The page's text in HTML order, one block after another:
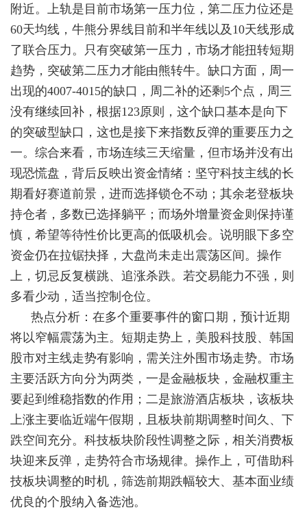
附近。上轨是目前市场第一压力位，第二压力位还是
60天均线，牛熊分界线目前和半年线以及10天线形成
了联合压力。只有突破第一压力，市场才能扭转短期
趋势，突破第二压力才能由熊转牛。缺口方面，周一
出现的4007-4015的缺口，周二补的还剩5个点，周三
没有继续回补，根据123原则，这个缺口基本是向下
的突破型缺口，这也是接下来指数反弹的重要压力之
一。综合来看，市场连续三天缩量，但市场并没有出
现恐慌盘，背后反映出资金情绪：坚守科技主线的长
期看好赛道前景，进而选择锁仓不动；其余老登板块
持仓者，多数已选择躺平；而场外增量资金则保持谨
慎，希望等待性价比更高的低吸机会。说明眼下多空
资金仍在拉锯抉择，大盘尚未走出震荡区间。操作
上，切忌反复横跳、追涨杀跌。若交易能力不强，则
多看少动，适当控制仓位。
热点分析：在多个重要事件的窗口期，预计近期
将以窄幅震荡为主。短期走势上，美股科技股、韩国
股市对主线走势有影响，需关注外围市场走势。市场
主要活跃方向分为两类，一是金融板块，金融权重主
要起到维稳指数的作用；二是旅游酒店板块，该板块
上涨主要临近端午假期，且板块前期调整时间久、下
跌空间充分。科技板块阶段性调整之际，相关消费板
块迎来反弹，走势符合市场规律。操作上，可借助科
技板块调整的时机，筛选前期跌幅较大、基本面业绩
优良的个股纳入备选池。